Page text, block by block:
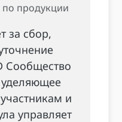
продукции
за сбор,
Сообщество
уделяющее
и
управляет